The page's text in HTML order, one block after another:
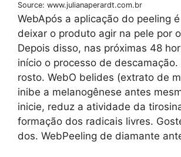
Source: www.julianaperardt.com.br
WebApós a aplicação do peeling
deixar o produto agir na pele por
Depois disso, nas próximas 48
início o processo de
rosto. WebO belides (extrato de
inibe a melanogênese antes
inicie, reduz a atividade da
formação dos radicais livres.
dos. WebPeeling de diamante